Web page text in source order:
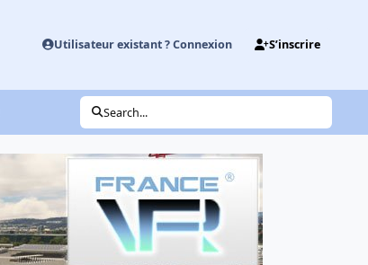
Utilisateur existant ? Connexion S’inscrire
Search...